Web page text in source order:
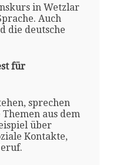
in Wetzlar
Auch
die deutsche
für
sprechen
aus dem
über
Kontakte,